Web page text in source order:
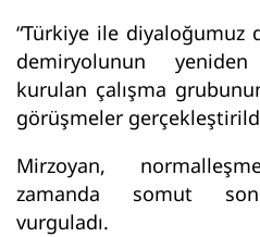
“Türkiye ile diyaloğumuz
demiryolunun
kurulan çalışma
görüşmeler
Mirzoyan,
zamanda somut
vurguladı.